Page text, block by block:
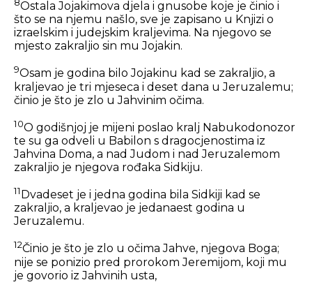
Ostala Jojakimova djela i gnusobe koje je činio i
što se na njemu našlo, sve je zapisano u Knjizi o
izraelskim i judejskim kraljevima. Na njegovo se
mjesto zakraljio sin mu Jojakin.
9Osam je godina bilo Jojakinu kad se zakraljio, a
kraljevao je tri mjeseca i deset dana u Jeruzalemu;
činio je što je zlo u Jahvinim očima.
10O godišnjoj je mijeni poslao kralj Nabukodonozor
te su ga odveli u Babilon s dragocjenostima iz
Jahvina Doma, a nad Judom i nad Jeruzalemom
zakraljio je njegova rođaka Sidkiju.
11 Dvadeset je i jedna godina bila Sidkiji kad se
zakraljio, a kraljevao je jedanaest godina u
Jeruzalemu.
12Činio je što je zlo u očima Jahve, njegova Boga;
nije se ponizio pred prorokom Jeremijom, koji mu
je govorio iz Jahvinih usta,